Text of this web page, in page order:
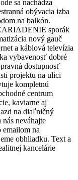
sa nachádza
obývacia izba
na balkón.
sporák
nový gauč
a káblová televízia
vybavenosť dobré
dostupnosť
projektu na ulici
kompletnú
centrum
kaviarne aj
na diaľničný
neváhajte
na
obhliadku. Text a
kancelárie